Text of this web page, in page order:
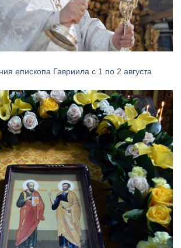
епископа Гавриила с 1 по 2 августа